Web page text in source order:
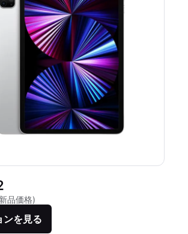
シュ品の価格：
品価格)
ンを見る